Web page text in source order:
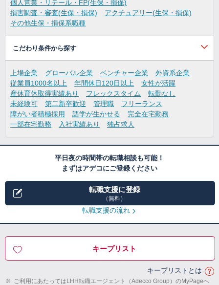
個人営業・リテール・FP(生保・損保)
損害調査・審査(生保・損保)
アクチュアリー(生保・損保)
その他生保・損保系職種
こだわり条件から探す
上場企業 グローバル企業 ベンチャー企業
外資系企業
従業員1000名以上
年間休日120日以上
女性が活躍
産休育休取得実績あり
フレックスタイム
転勤なし
未経験可
第二新卒歓迎 管理職
フリーランス
障がい者積極採用
語学が生かせる
完全在宅勤務
一部在宅勤務
入社実績あり 独占求人
平日夜の時間帯の転職相談も可能！
まずはアデコにご登録ください
転職支援に登録
（無料）
転職支援の流れ
キープリスト
キープリストとは
※ ご利用にあたってはLHH転職エージェント（Adecco Group）のMyPageへ